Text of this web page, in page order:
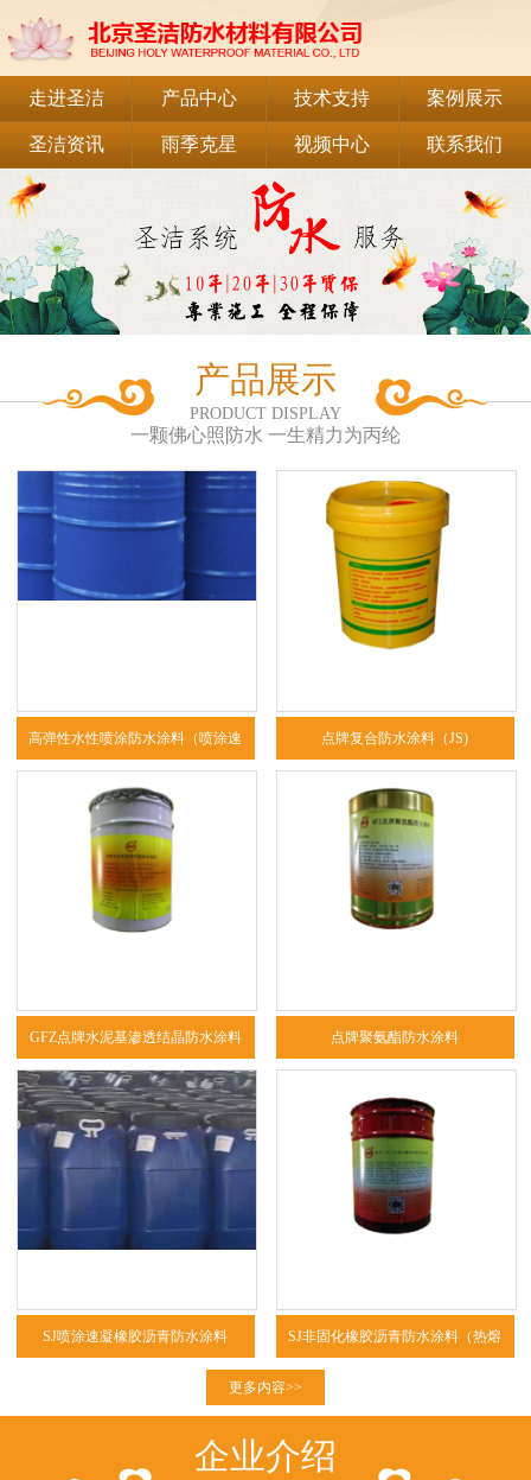
走进圣洁 产品中心 技术支持 案例展示
圣洁资讯 雨季克星 视频中心 联系我们
产品展示
PRODUCT DISPLAY
一颗佛心照防水 一生精力为丙纶
高弹性水性喷涂防水涂料（喷涂速 点牌复合防水涂料（JS)
GFZ点牌水泥基渗透结晶防水涂料 点牌聚氨酯防水涂料
SJ喷涂速凝橡胶沥青防水涂料 SJ非固化橡胶沥青防水涂料（热熔
更多内容>>
企业介绍